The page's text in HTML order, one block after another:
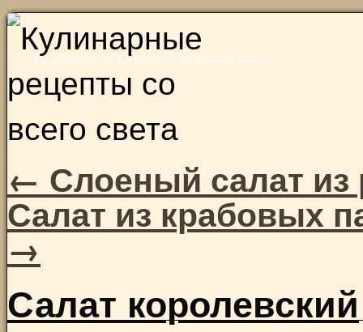
Кулинарные рецепты со всего света
Skip
content
← Слоеный салат из
Салат из крабовых
→
Салат королевский